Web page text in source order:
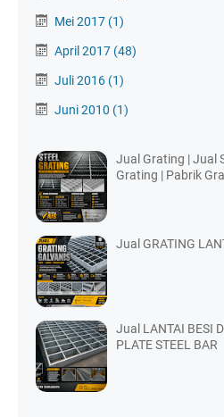
Mei 2017 (1)
April 2017 (48)
Juli 2016 (1)
Juni 2010 (1)
Jual Grating | Jual
Grating | Pabrik
Jual GRATING
Jual LANTAI BESI
PLATE STEEL BAR